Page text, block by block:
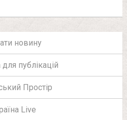
новину
публікацій
Простір
Live